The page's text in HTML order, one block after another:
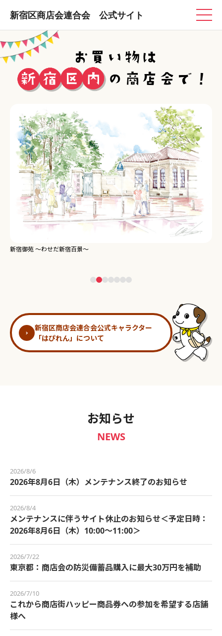
新宿区商店会連合会 公式サイト
新宿御苑 ～わせだ新宿百景～
新宿区商店会連合会公式キャラクター
「はぴれん」について
お知らせ
NEWS
2026/8/6
2026年8月6日（木）メンテナンス終了のお知らせ
2026/8/4
メンテナンスに伴うサイト休止のお知らせ＜予定日時：
2026年8月6日（木）10:00～11:00＞
2026/7/22
東京都：商店会の防災備蓄品購入に最大30万円を補助
2026/7/10
これから商店街ハッピー商品券への参加を希望する店舗
様へ